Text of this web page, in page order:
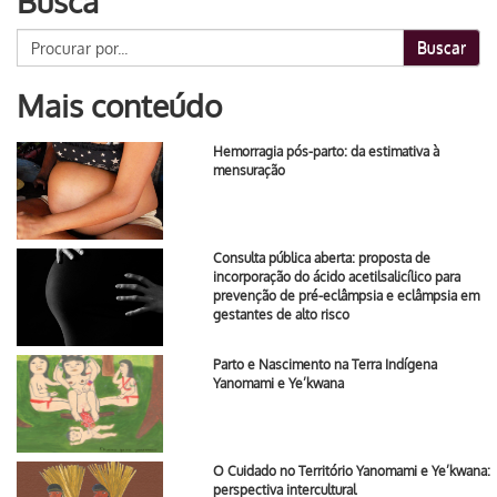
Buscar
Mais conteúdo
Hemorragia pós-parto: da estimativa à
mensuração
Consulta pública aberta: proposta de
incorporação do ácido acetilsalicílico para
prevenção de pré-eclâmpsia e eclâmpsia em
gestantes de alto risco
Parto e Nascimento na Terra Indígena
Yanomami e Ye’kwana
O Cuidado no Território Yanomami e Ye’kwana:
perspectiva intercultural